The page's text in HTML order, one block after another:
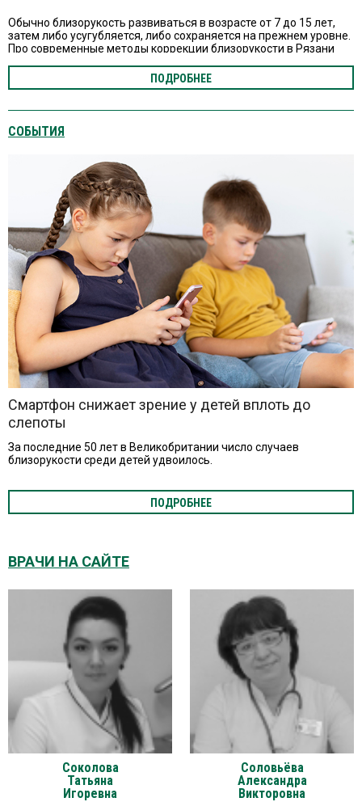
Обычно близорукость развиваться в возрасте от 7 до 15 лет,
затем либо усугубляется, либо сохраняется на прежнем уровне.
Про современные методы коррекции близорукости в Рязани
ПОДРОБНЕЕ
СОБЫТИЯ
Смартфон снижает зрение у детей вплоть до
слепоты
За последние 50 лет в Великобритании число случаев
близорукости среди детей удвоилось.
ПОДРОБНЕЕ
ВРАЧИ НА САЙТЕ
Соколова
Татьяна
Игоревна
Соловьёва
Александра
Викторовна